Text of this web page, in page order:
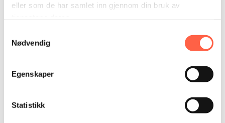
eller som de har samlet inn gjennom din bruk av
Nødvendig
Egenskaper
Statistikk
startet evakueringsprosedyrene på arbeidsplassen.
Alarmen kan også kobles til døren, slik at den utløses
på plassen, kan de kobles i serie og også opp mot en
hovedsentral. Hovedsentralen vil gjøre det enklere å